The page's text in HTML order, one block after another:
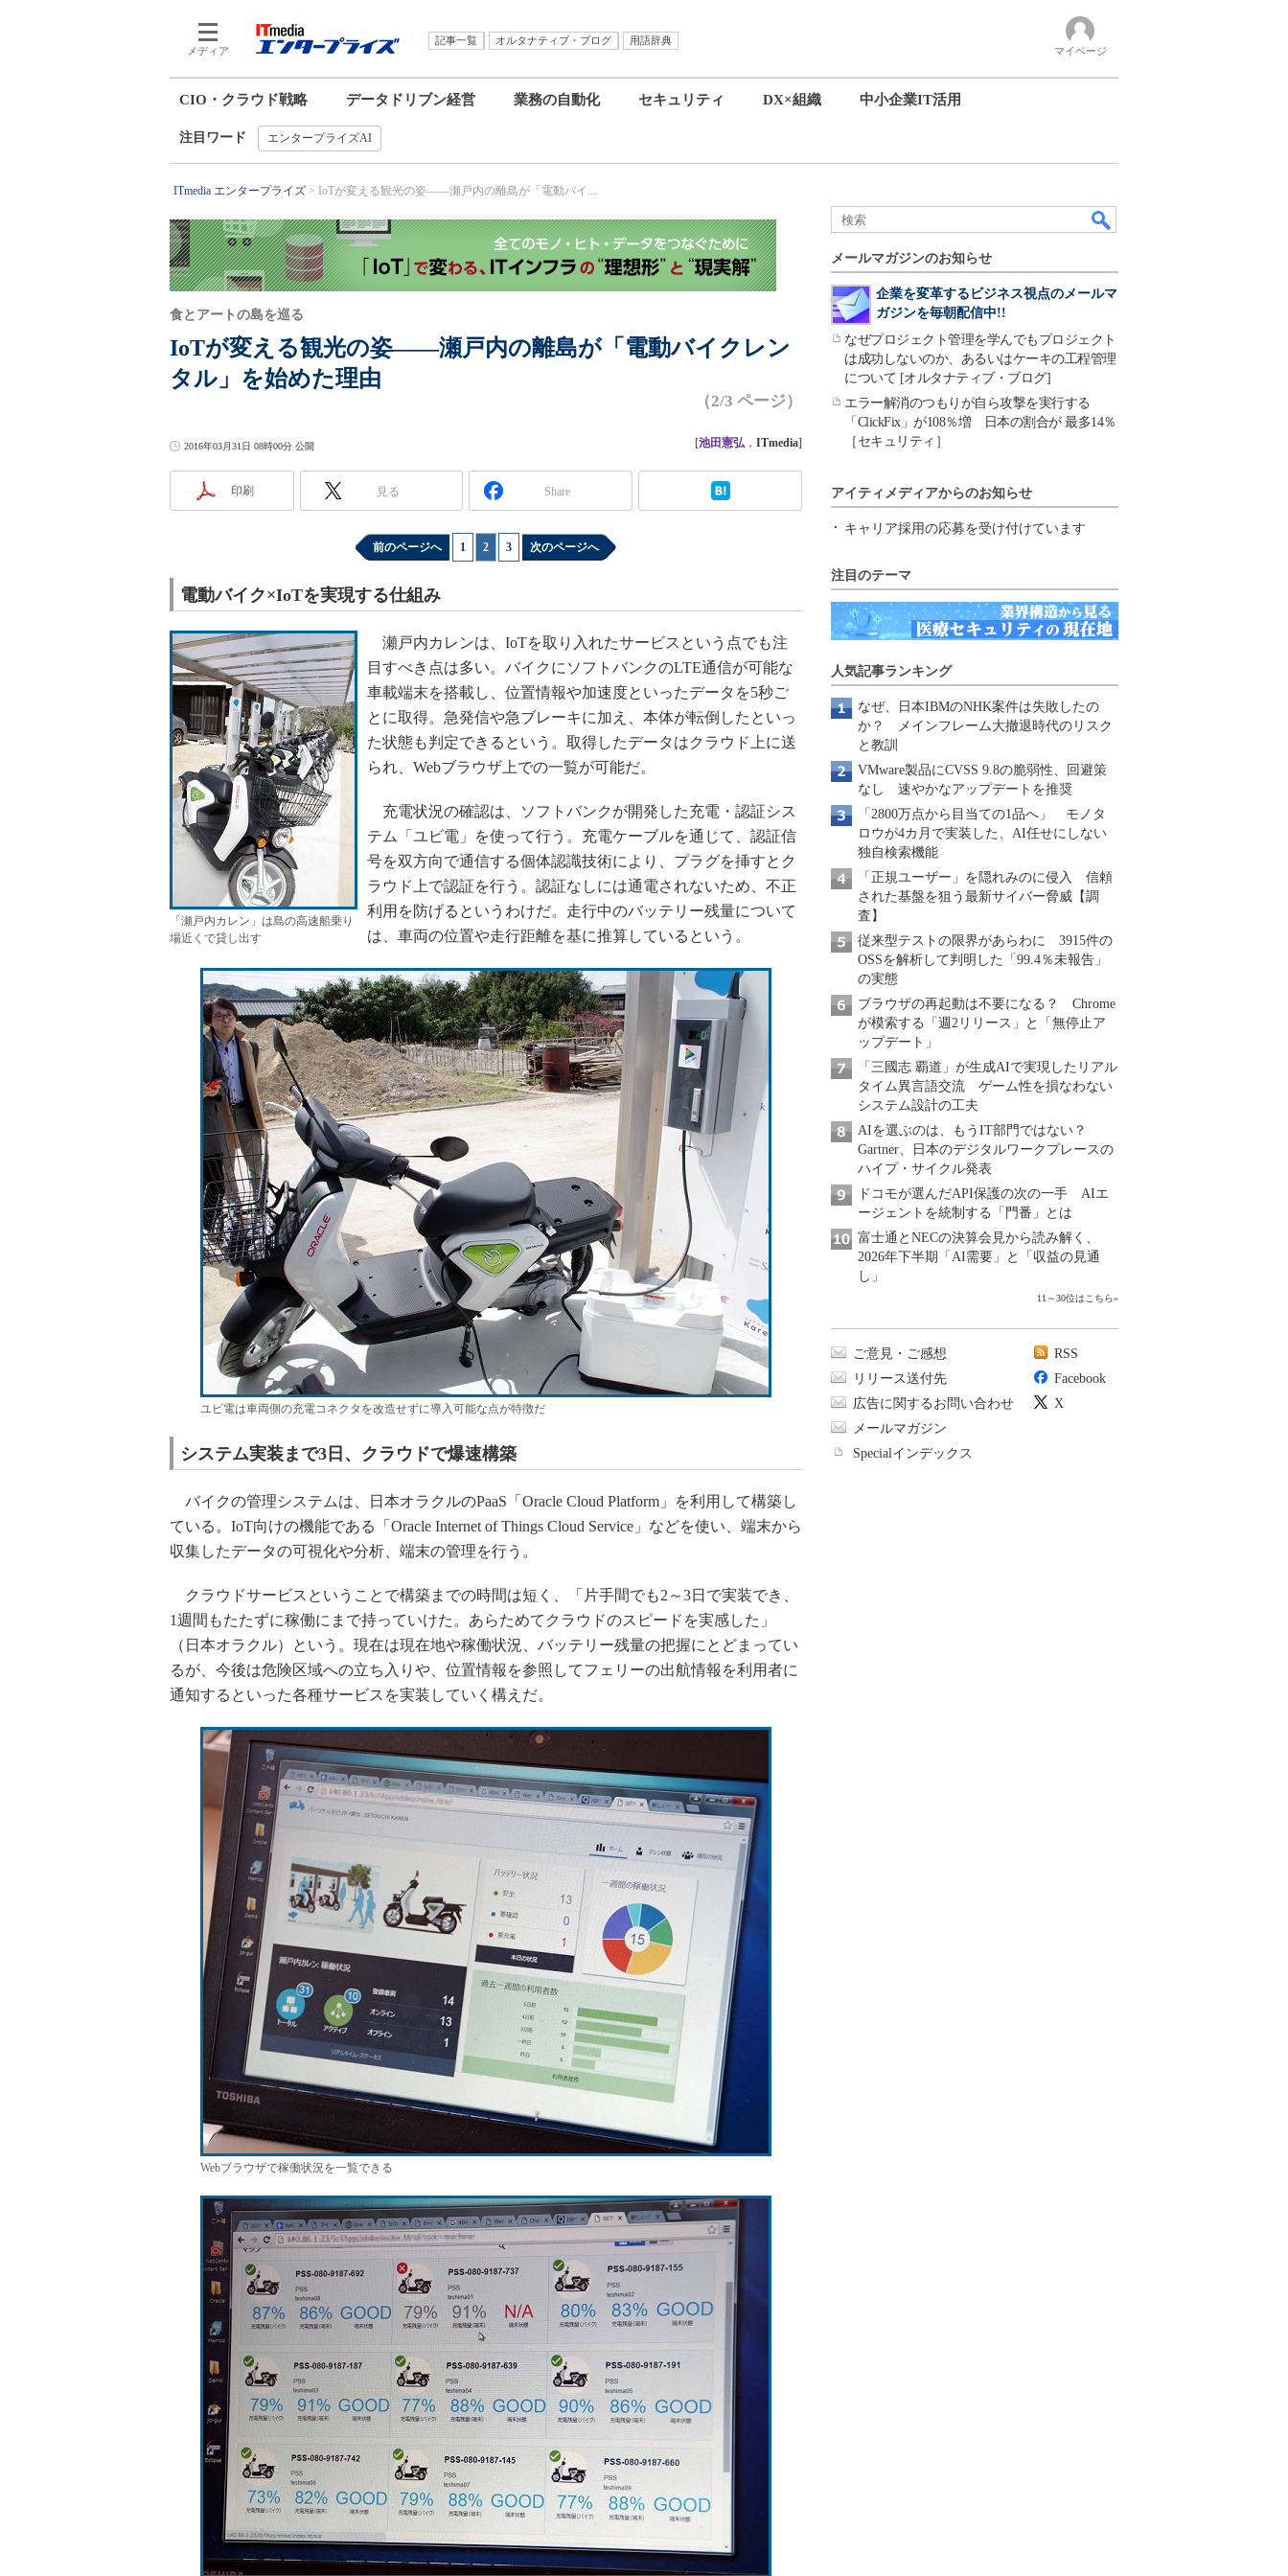
メディア
記事一覧 オルタナティブ・ブログ
用語辞典
マイページ
CIO・クラウド戦略 データドリブン経営 業務の自動化 セキュリティ DX×組織 中小企業IT活用
注目ワード エンタープライズAI
ITmedia エンタープライズ IoTが変える観光の姿――瀬戸内の離島が「電動バイ...
IoTが変える観光の姿――瀬戸内の離島が「電動バイクレン
タル」を始めた理由
食とアートの島を巡る
（2/3 ページ）
2016年03月31日 08時00分 公開 [池田憲弘 ， ITmedia]
印刷 見る Share
前のページへ 1 2 3 次のページへ
電動バイク×IoTを実現する仕組み
「瀬戸内カレン」は島の高速船乗り
場近くで貸し出す
瀬戸内カレンは、IoTを取り入れたサービスという点でも注
目すべき点は多い。バイクにソフトバンクのLTE通信が可能な
車載端末を搭載し、位置情報や加速度といったデータを5秒ご
とに取得。急発信や急ブレーキに加え、本体が転倒したといっ
た状態も判定できるという。取得したデータはクラウド上に送
られ、Webブラウザ上での一覧が可能だ。
充電状況の確認は、ソフトバンクが開発した充電・認証シス
テム「ユビ電」を使って行う。充電ケーブルを通じて、認証信
号を双方向で通信する個体認識技術により、プラグを挿すとク
ラウド上で認証を行う。認証なしには通電されないため、不正
利用を防げるというわけだ。走行中のバッテリー残量について
は、車両の位置や走行距離を基に推算しているという。
ユビ電は車両側の充電コネクタを改造せずに導入可能な点が特徴だ
システム実装まで3日、クラウドで爆速構築
バイクの管理システムは、日本オラクルのPaaS「Oracle Cloud Platform」を利用して構築し
ている。IoT向けの機能である「Oracle Internet of Things Cloud Service」などを使い、端末から
収集したデータの可視化や分析、端末の管理を行う。
クラウドサービスということで構築までの時間は短く、「片手間でも2～3日で実装でき、
1週間もたたずに稼働にまで持っていけた。あらためてクラウドのスピードを実感した」
（日本オラクル）という。現在は現在地や稼働状況、バッテリー残量の把握にとどまってい
るが、今後は危険区域への立ち入りや、位置情報を参照してフェリーの出航情報を利用者に
通知するといった各種サービスを実装していく構えだ。
Webブラウザで稼働状況を一覧できる
メールマガジンのお知らせ
企業を変革するビジネス視点のメールマ
ガジンを毎朝配信中!!
なぜプロジェクト管理を学んでもプロジェクト
は成功しないのか、あるいはケーキの工程管理
について [オルタナティブ・ブログ]
エラー解消のつもりが自ら攻撃を実行する
「ClickFix」が108％増 日本の割合が 最多14％
［セキュリティ］
アイティメディアからのお知らせ
キャリア採用の応募を受け付けています
注目のテーマ
人気記事ランキング
なぜ、日本IBMのNHK案件は失敗したの
か？ メインフレーム大撤退時代のリスク
と教訓
VMware製品にCVSS 9.8の脆弱性、回避策
なし 速やかなアップデートを推奨
「2800万点から目当ての1品へ」 モノタ
ロウが4カ月で実装した、AI任せにしない
独自検索機能
「正規ユーザー」を隠れみのに侵入 信頼
された基盤を狙う最新サイバー脅威【調
査】
従来型テストの限界があらわに 3915件の
OSSを解析して判明した「99.4％未報告」
の実態
ブラウザの再起動は不要になる？ Chrome
が模索する「週2リリース」と「無停止ア
ップデート」
「三國志 覇道」が生成AIで実現したリアル
タイム異言語交流 ゲーム性を損なわない
システム設計の工夫
AIを選ぶのは、もうIT部門ではない？
Gartner、日本のデジタルワークプレースの
ハイプ・サイクル発表
ドコモが選んだAPI保護の次の一手 AIエ
ージェントを統制する「門番」とは
富士通とNECの決算会見から読み解く、
2026年下半期「AI需要」と「収益の見通
し」
11～30位はこちら»
ご意見・ご感想
リリース送付先
広告に関するお問い合わせ
メールマガジン
Specialインデックス
RSS
Facebook
X